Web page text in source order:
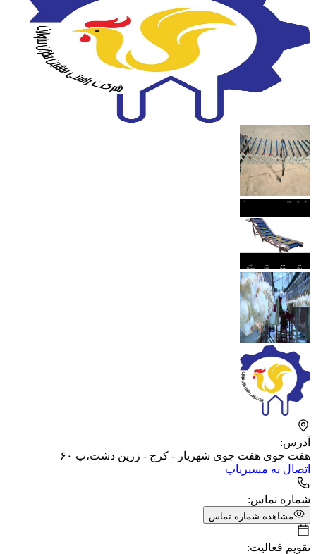
آدرس:
هفت جوی هفت جوی شهریار - کرج - زرین دشت،پ ۶۰
اتصال به مسیریاب
شماره تماس:
مشاهده شماره تماس
تقویم فعالیت: